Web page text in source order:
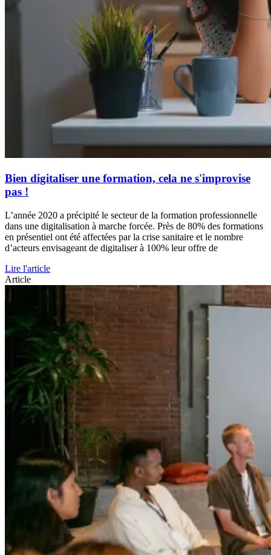
Bien digitaliser une formation, cela ne s'improvise
pas !
L’année 2020 a précipité le secteur de la formation professionnelle
dans une digitalisation à marche forcée. Près de 80% des formations
en présentiel ont été affectées par la crise sanitaire et le nombre
d’acteurs envisageant de digitaliser à 100% leur offre de
Lire l'article
Article